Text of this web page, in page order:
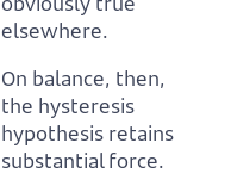
elsewhere.
On balance, then,
the hysteresis
hypothesis retains
substantial force.